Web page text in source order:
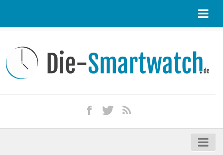
Kontakt / Tipp geben
Impressum
iPhone kaufen